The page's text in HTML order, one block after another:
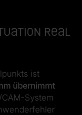
real
ist
übernimmt
System